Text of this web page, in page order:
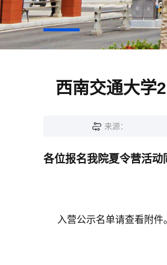
西南交通大学
来源：
各位报名我院夏令营活动
入营公示名单请查看附